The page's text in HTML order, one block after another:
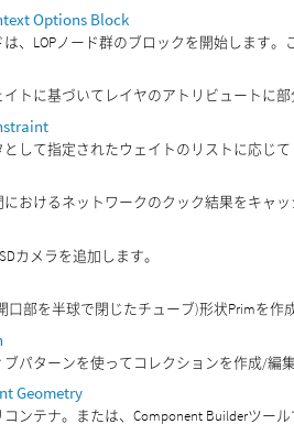
Options Block
は、LOPノード群のブロックを開始します
トに基づいてレイヤのアトリビュートに部
して指定されたウェイトのリストに応じ
おけるネットワークのクック結果をキャ
カメラを追加します。
口部を半球で閉じたチューブ)形状Primを作
ブパターンを使ってコレクションを作成/編集
Geometry
ンテナ。または、Component Builderツー